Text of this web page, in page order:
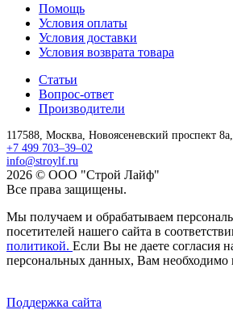
Помощь
Условия оплаты
Условия доставки
Условия возврата товара
Статьи
Вопрос-ответ
Производители
117588, Москва, Новоясеневский проспект
+7 499 703–39–02
info@stroylf.ru
2026 © ООО "Строй Лайф"
Все права защищены.
Мы получаем и обрабатываем
посетителей нашего сайта в
политикой. Если Вы не даете согласия
персональных данных, Вам необходимо
Поддержка сайта